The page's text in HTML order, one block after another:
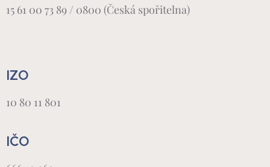
15 61 00 73 89 / 0800 (Česká spořitelna)
IZO
10 80 11 801
IČO